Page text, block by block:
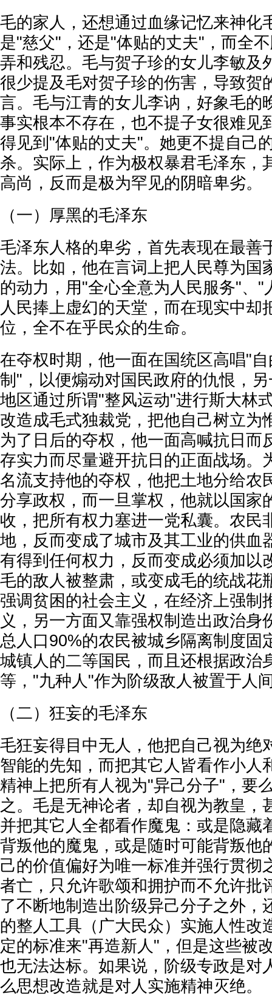
毛的家人，还想通过血缘记忆来神
是"慈父"，还是"体贴的丈夫"，而全
弄和残忍。毛与贺子珍的女儿李敏及
很少提及毛对贺子珍的伤害，导致贺
言。毛与江青的女儿李讷，好象毛的
事实根本不存在，也不提子女很难见
得见到"体贴的丈夫"。她更不提自己
杀。实际上，作为极权暴君毛泽东，
高尚，反而是极为罕见的阴暗卑劣。
（一）厚黑的毛泽东
毛泽东人格的卑劣，首先表现在最善
法。比如，他在言词上把人民尊为国
的动力，用"全心全意为人民服务"、"
人民捧上虚幻的天堂，而在现实中却
位，全不在乎民众的生命。
在夺权时期，他一面在国统区高唱"
制"，以便煽动对国民政府的仇恨，
地区通过所谓"整风运动"进行斯大林
改造成毛式独裁党，把他自己树立为
为了日后的夺权，他一面高喊抗日而
存实力而尽量避开抗日的正面战场。
名流支持他的夺权，他把土地分给农
分享政权，而一旦掌权，他就以国家
收，把所有权力塞进一党私囊。农民
地，反而变成了城市及其工业的供血
有得到任何权力，反而变成必须加以
毛的敌人被整肃，或变成毛的统战花
强调贫困的社会主义，在经济上强制
义，另一方面又靠强权制造出政治身
总人口90%的农民被城乡隔离制度固
城镇人的二等国民，而且还根据政治
等，"九种人"作为阶级敌人被置于人
（二）狂妄的毛泽东
毛狂妄得目中无人，他把自己视为绝
智能的先知，而把其它人皆看作小人
精神上把所有人视为"异己分子"，要
之。毛是无神论者，却自视为教皇，
并把其它人全都看作魔鬼：或是隐藏
背叛他的魔鬼，或是随时可能背叛他
己的价值偏好为唯一标准并强行贯彻
者亡，只允许歌颂和拥护而不允许批
了不断地制造出阶级异己分子之外，
的整人工具（广大民众）实施人性改
定的标准来"再造新人"，但是这些被
也无法达标。如果说，阶级专政是对
么思想改造就是对人实施精神灭绝。